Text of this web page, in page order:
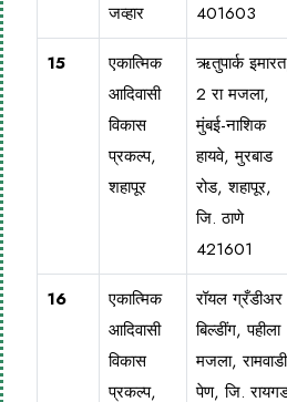
जव्हार
401603
15
एकात्मिक
आदिवासी
विकास
प्रकल्प,
शहापूर
ऋतुपार्क
2 रा मजला,
मुंबई-नाशिक
हायवे, मुरबाड
रोड, शहापूर,
जि. ठाणे
421601
16
एकात्मिक
आदिवासी
विकास
प्रकल्प,
रॉयल ग्रँडीअर
बिल्डींग, पहीला
मजला,
पेण, जि.